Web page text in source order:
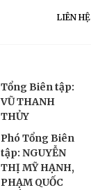
LIÊN HỆ
Tổng Biên tập:
VŨ THANH
THỦY
Phó Tổng Biên
tập: NGUYỄN
THỊ MỸ HẠNH,
PHẠM QUỐC